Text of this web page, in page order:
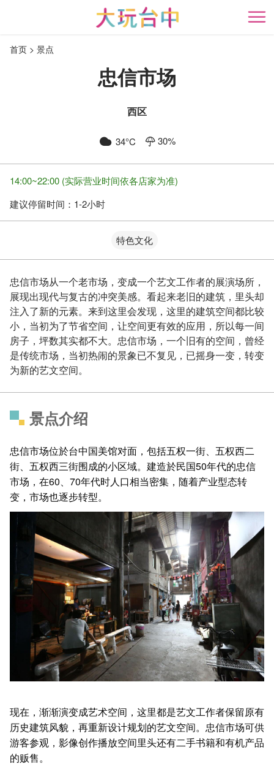
开
首页 景点
忠信市场
西区
34°C 30%
14:00~22:00 (实际营业时间依各店家为准)
建议停留时间： 1-2小时
特色文化
忠信市场从一个老市场，变成一个艺文工作者的展演场所，
展现出现代与复古的冲突美感。看起来老旧的建筑，里头却
注入了新的元素。来到这里会发现，这里的建筑空间都比较
小，当初为了节省空间，让空间更有效的应用，所以每一间
房子，坪数其实都不大。忠信市场，一个旧有的空间，曾经
是传统市场，当初热闹的景象已不复见，已摇身一变，转变
为新的艺文空间。
景点介绍
忠信市场位於台中国美馆对面，包括五权一街、五权西二
街、五权西三街围成的小区域。建造於民国50年代的忠信
市场，在60、70年代时人口相当密集，随着产业型态转
变，市场也逐步转型。
现在，渐渐演变成艺术空间，这里都是艺文工作者保留原有
历史建筑风貌，再重新设计规划的艺文空间。忠信市场可供
游客参观，影像创作播放空间里头还有二手书籍和有机产品
的贩售。